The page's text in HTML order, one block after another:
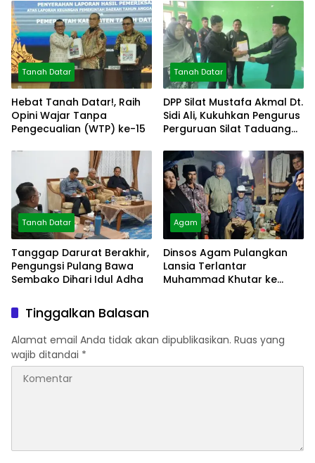
Tanah Datar
Hebat Tanah Datar!, Raih
Opini Wajar Tanpa
Pengecualian (WTP) ke-15
Tanah Datar
DPP Silat Mustafa Akmal Dt.
Sidi Ali, Kukuhkan Pengurus
Perguruan Silat Taduang
Tanah Datar
Tanggap Darurat Berakhir,
Pengungsi Pulang Bawa
Sembako Dihari Idul Adha
Agam
Dinsos Agam Pulangkan
Lansia Terlantar
Muhammad Khutar ke
Tinggalkan Balasan
Alamat email Anda tidak akan dipublikasikan. Ruas yang
wajib ditandai *